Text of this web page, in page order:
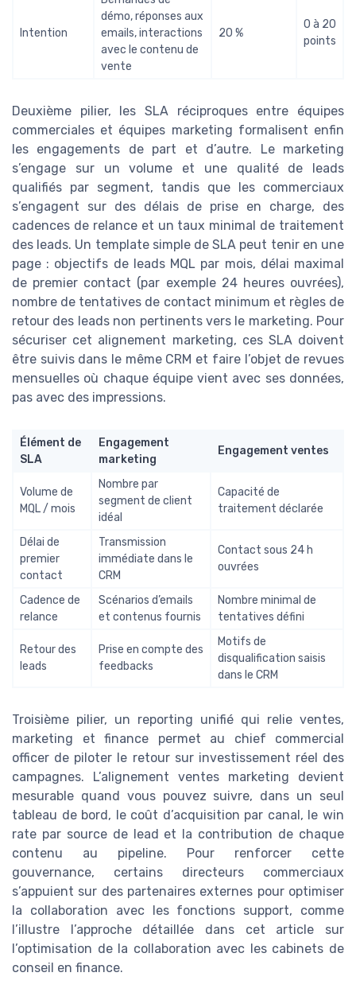
Intention
démo, réponses aux
emails, interactions
avec le contenu de
vente
20 %
0 à 20
points
Deuxième pilier, les SLA réciproques entre équipes
commerciales et équipes marketing formalisent enfin
les engagements de part et d’autre. Le marketing
s’engage sur un volume et une qualité de leads
qualifiés par segment, tandis que les commerciaux
s’engagent sur des délais de prise en charge, des
cadences de relance et un taux minimal de traitement
des leads. Un template simple de SLA peut tenir en une
page : objectifs de leads MQL par mois, délai maximal
de premier contact (par exemple 24 heures ouvrées),
nombre de tentatives de contact minimum et règles de
retour des leads non pertinents vers le marketing. Pour
sécuriser cet alignement marketing, ces SLA doivent
être suivis dans le même CRM et faire l’objet de revues
mensuelles où chaque équipe vient avec ses données,
pas avec des impressions.
Élément de
SLA
Engagement
marketing
Engagement ventes
Volume de
MQL / mois
Nombre par
segment de client
idéal
Capacité de
traitement déclarée
Délai de
premier
contact
Transmission
immédiate dans le
CRM
Contact sous 24 h
ouvrées
Cadence de
relance
Scénarios d’emails
et contenus fournis
Nombre minimal de
tentatives défini
Retour des
leads
Prise en compte des
feedbacks
Motifs de
disqualification saisis
dans le CRM
Troisième pilier, un reporting unifié qui relie ventes,
marketing et finance permet au chief commercial
officer de piloter le retour sur investissement réel des
campagnes. L’alignement ventes marketing devient
mesurable quand vous pouvez suivre, dans un seul
tableau de bord, le coût d’acquisition par canal, le win
rate par source de lead et la contribution de chaque
contenu au pipeline. Pour renforcer cette
gouvernance, certains directeurs commerciaux
s’appuient sur des partenaires externes pour optimiser
la collaboration avec les fonctions support, comme
l’illustre l’approche détaillée dans cet article sur
l’optimisation de la collaboration avec les cabinets de
conseil en finance.